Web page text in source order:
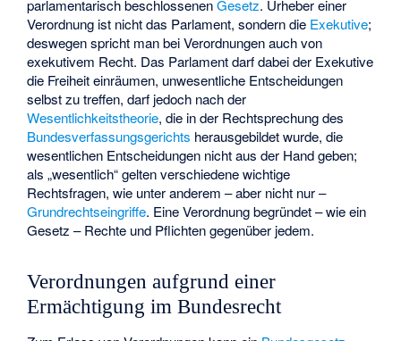
parlamentarisch beschlossenenGesetz. Urheber einer
Verordnung ist nicht das Parlament, sondern die Exekutive;
deswegen spricht man bei Verordnungen auch von
exekutivem Recht. Das Parlament darf dabei der Exekutive
die Freiheit einräumen, unwesentliche Entscheidungen
selbst zu treffen, darf jedoch nach der
Wesentlichkeitstheorie, die in der Rechtsprechung des
Bundesverfassungsgerichts herausgebildet wurde, die
wesentlichen Entscheidungen nicht aus der Hand geben;
als „wesentlich“ gelten verschiedene wichtige
Rechtsfragen, wie unter anderem – aber nicht nur –
Grundrechtseingriffe. Eine Verordnung begründet – wie ein
Gesetz – Rechte und Pflichten gegenüber jedem.
Verordnungen aufgrund einer
Ermächtigung im Bundesrecht